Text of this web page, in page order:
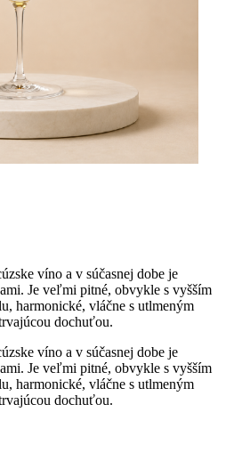
víno a v súčasnej dobe je
Je veľmi pitné, obvykle s vyšším
harmonické, vláčne s utlmeným
dochuťou.
víno a v súčasnej dobe je
Je veľmi pitné, obvykle s vyšším
harmonické, vláčne s utlmeným
dochuťou.